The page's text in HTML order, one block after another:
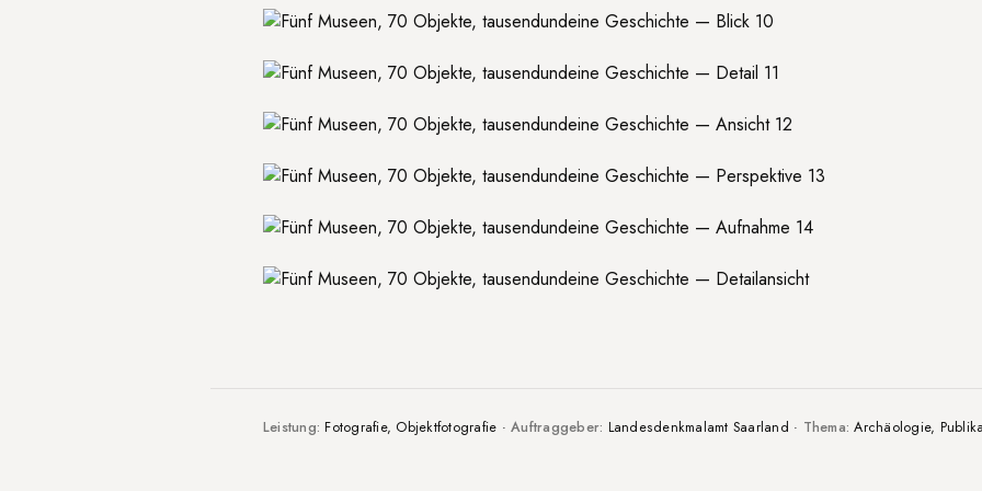
Leistung: Fotografie, Objektfotografie ·Auftraggeber: Landesdenkmalamt Saarland · Thema: Archäologie,